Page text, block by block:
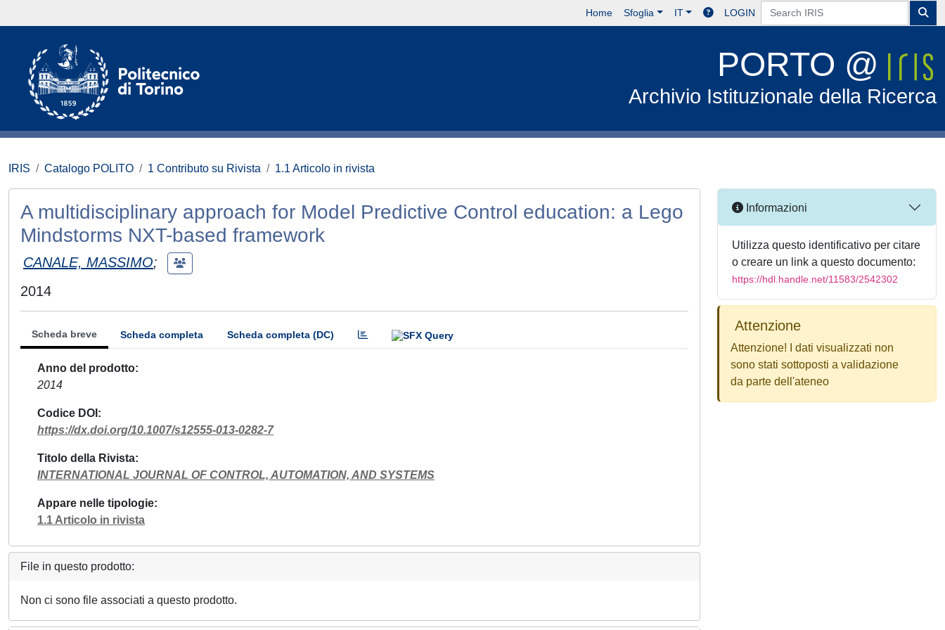
Home Sfoglia IT LOGIN
PORTO @
Archivio Istituzionale della Ricerca
IRIS Catalogo POLITO 1 Contributo su Rivista 1.1 Articolo in rivista
A multidisciplinary approach for Model Predictive Control education: a Lego
Mindstorms NXT-based framework
CANALE, MASSIMO;
2014
Scheda breve Scheda completa Scheda completa (DC)
Anno del prodotto
2014
Codice DOI
https://dx.doi.org/10.1007/s12555-013-0282-7
Titolo della Rivista
INTERNATIONAL JOURNAL OF CONTROL, AUTOMATION, AND SYSTEMS
Appare nelle tipologie
1.1 Articolo in rivista
File in questo prodotto:
Non ci sono file associati a questo prodotto.
Informazioni
Utilizza questo identificativo per citare
o creare un link a questo documento:
https://hdl.handle.net/11583/2542302
Attenzione
Attenzione! I dati visualizzati non
sono stati sottoposti a validazione
da parte dell'ateneo